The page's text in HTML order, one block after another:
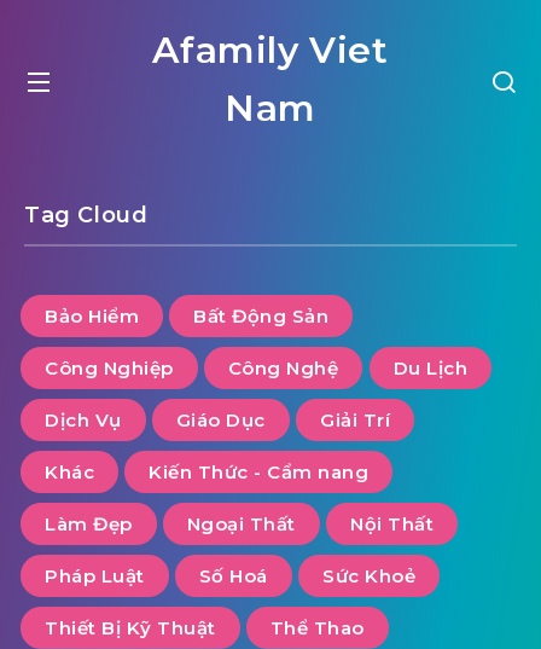
Afamily Viet
Nam
Tag Cloud
Bảo Hiểm Bất Động Sản
Công Nghiệp Công Nghệ Du Lịch
Dịch Vụ Giáo Dục Giải Trí
Khác Kiến Thức - Cẩm nang
Làm Đẹp Ngoại Thất Nội Thất
Pháp Luật Số Hoá Sức Khoẻ
Thiết Bị Kỹ Thuật Thể Thao